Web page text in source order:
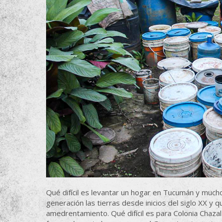
Qué difícil es levantar un hogar en Tucumán y
generación las tierras desde inicios del siglo XX y
amedrentamiento. Qué difícil es para Colonia